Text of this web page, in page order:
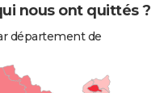
nous ont quittés ?
département de